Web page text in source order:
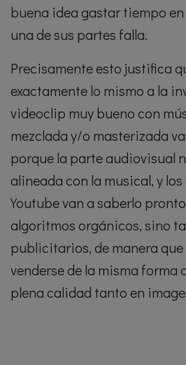
buena idea gastar tiempo
una de sus partes falla.
Precisamente esto justifica
exactamente lo mismo a la
videoclip muy bueno con
mezclada y/o masterizada
porque la parte audiovisual
alineada con la musical, y
Youtube van a saberlo
algoritmos orgánicos, sino
publicitarios, de manera
venderse de la misma forma
plena calidad tanto en